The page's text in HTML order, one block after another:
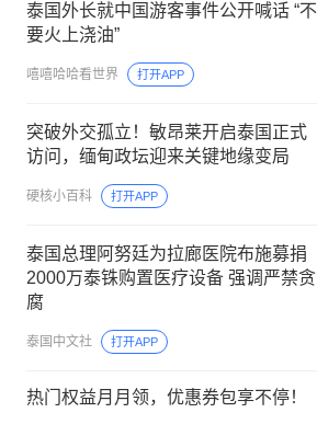
泰国外长就中国游客事件公开喊话 “不
要火上浇油”
嘻嘻哈哈看世界 打开APP
突破外交孤立！敏昂莱开启泰国正式
访问，缅甸政坛迎来关键地缘变局
硬核小百科 打开APP
泰国总理阿努廷为拉廊医院布施募捐
2000万泰铢购置医疗设备 强调严禁贪
腐
泰国中文社 打开APP
热门权益月月领，优惠券包享不停！